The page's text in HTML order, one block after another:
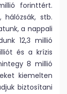
forinttért.
hálózsák, stb.
a nappali
12,3 millió
és a krízis
8 millió
kiemelten
biztosítani